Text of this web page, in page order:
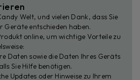
Welt, und vielen Dank, dass Sie
Geräte entschieden haben.
online, um wichtige Vorteile zu
Daten sowie die Daten Ihres Geräts
Sie Hilfe benötigen.
Updates oder Hinweise zu Ihrem